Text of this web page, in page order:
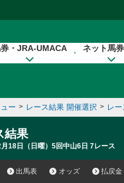
・JRA-UMACA ネット馬
ー > レース結果 開催選択 > レ
結果
18日（日曜）5回中山6日 7レース
出馬表 オッズ 払戻金